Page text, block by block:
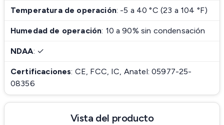
Temperatura de operación: -5 a 40 °C (23 a 104 °F)
Humedad de operación: 10 a 90% sin condensación
NDAA: ✓
Certificaciones: CE, FCC, IC, Anatel: 05977-25-
08356
Vista del producto